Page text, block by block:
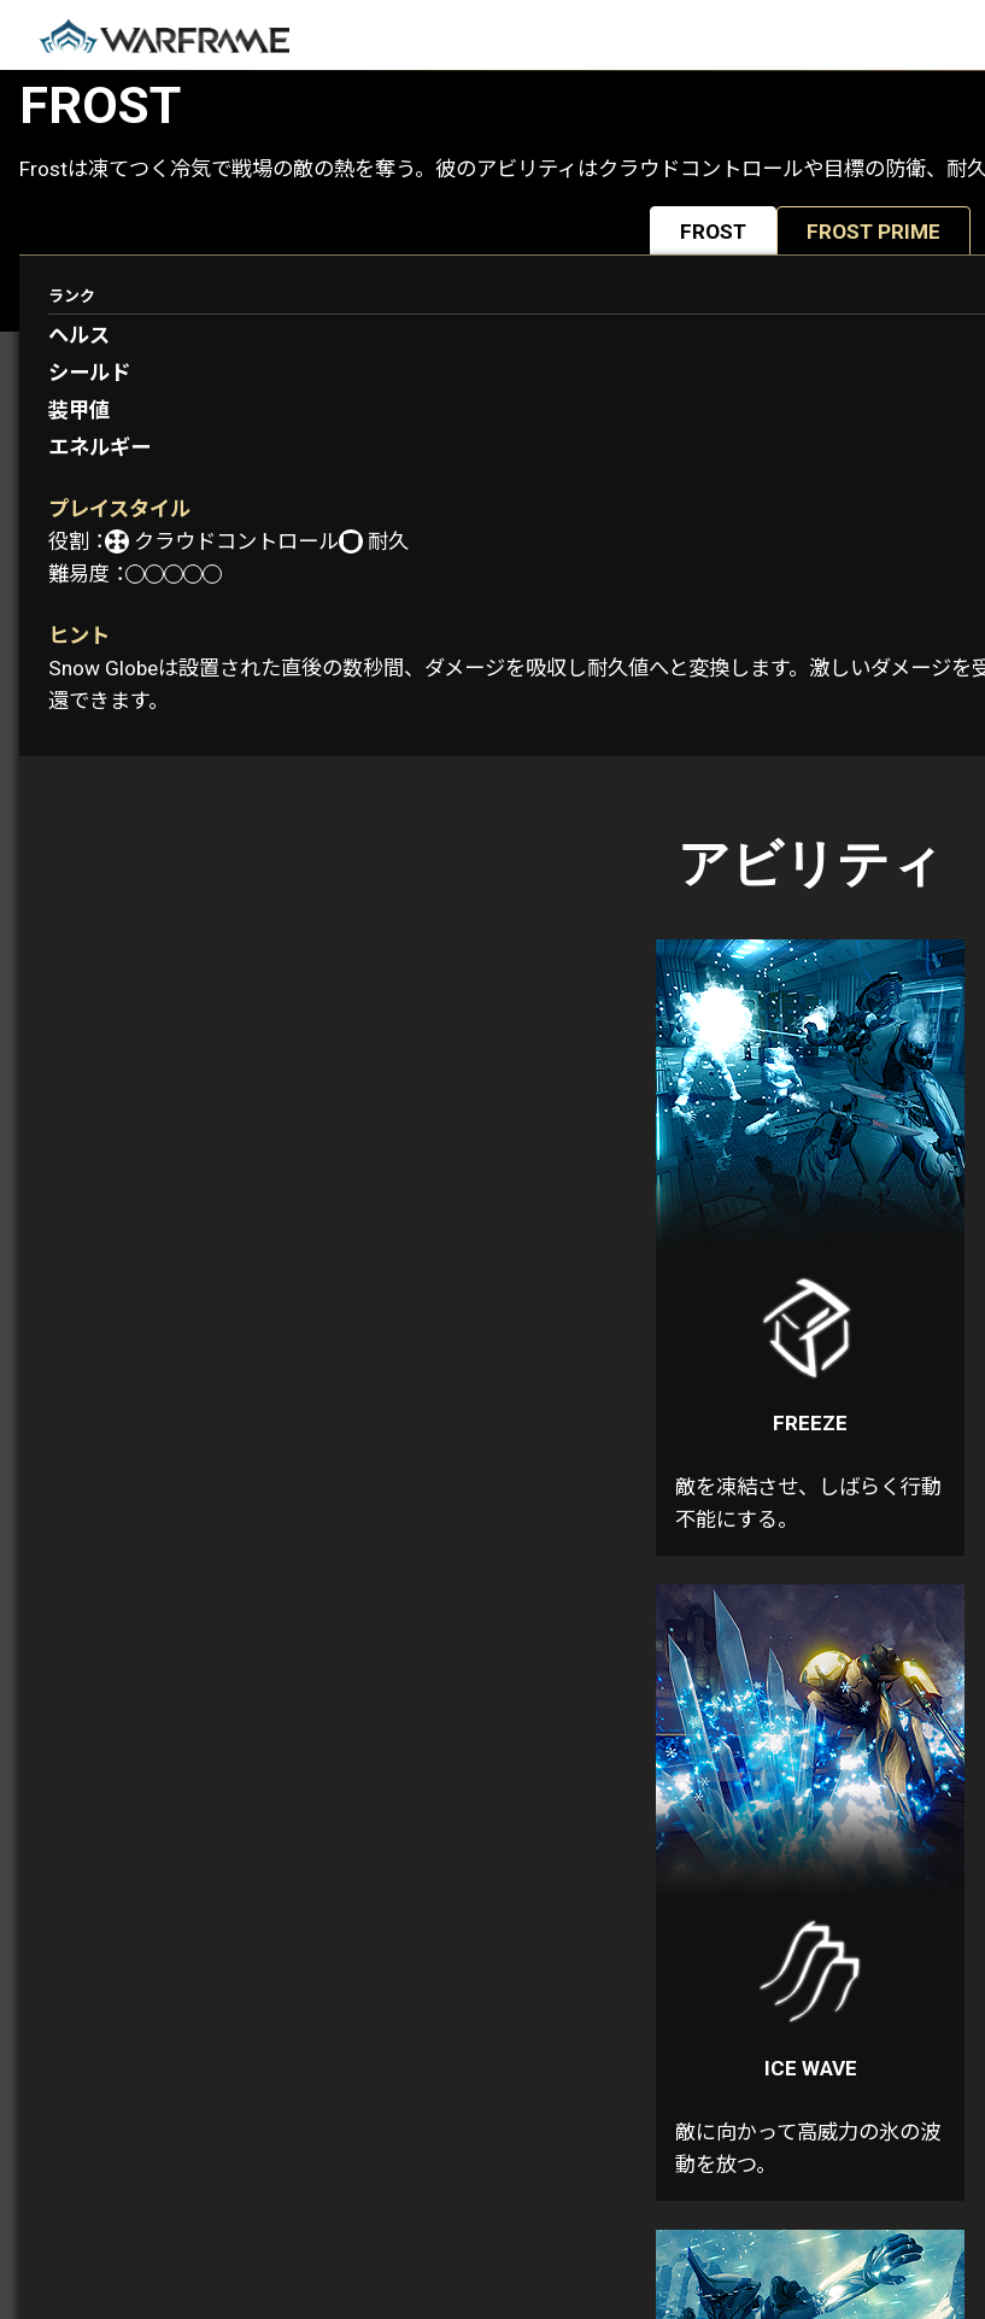
FROST
Frostは凍てつく冷気で戦場の敵の熱を奪う。彼のアビリティはクラウドコントロールや目標の防衛、耐久
FROST FROST PRIME
PROTOFRAMES： VELIMIR
ランク
ヘルス
シールド
装甲値
エネルギー
プレイスタイル
役割：
クラウドコントロール
耐久
難易度：
ヒント
Snow Globeは設置された直後の数秒間、ダメージを吸収し耐久値へと変換します。激しいダメージ
還できます。
アビリティ
FREEZE
敵を凍結させ、しばらく行動
不能にする。
ICE WAVE
敵に向かって高威力の氷の波
動を放つ。